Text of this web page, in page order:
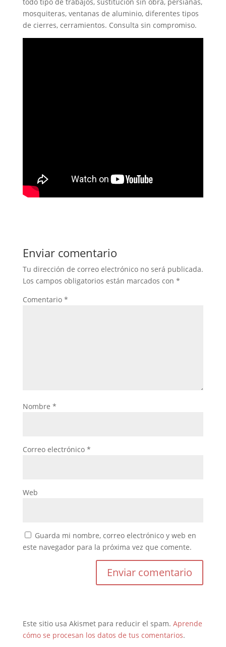
mosquiteras, ventanas de aluminio, diferentes tipos
de cierres, cerramientos. Consulta sin compromiso.
Enviar comentario
Tu dirección de correo electrónico no será publicada.
Los campos obligatorios están marcados con *
Comentario *
Nombre *
Correo electrónico *
Web
Guarda mi nombre, correo electrónico y web en
este navegador para la próxima vez que comente.
Este sitio usa Akismet para reducir el spam. Aprende
cómo se procesan los datos de tus comentarios.